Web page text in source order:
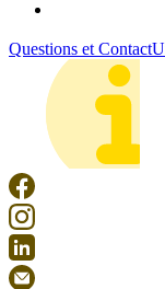
Questions et Contact